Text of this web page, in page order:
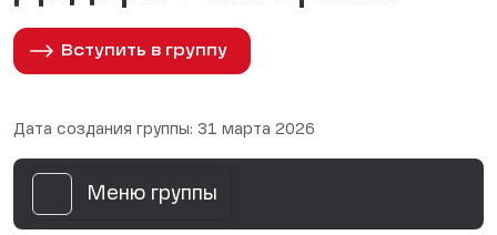
Вступить в группу
Дата создания группы: 31 марта 2026
Меню группы